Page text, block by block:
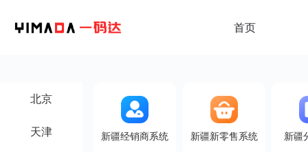
首页
北京
天津 新疆经销商系统 新疆新零售系统 新疆